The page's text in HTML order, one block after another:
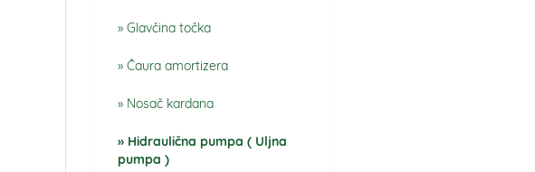
Glavčina točka
Čaura amortizera
Nosač kardana
Hidraulična pumpa ( Uljna
pumpa )